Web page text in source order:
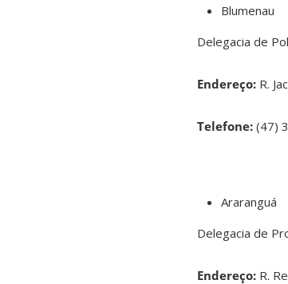
Blumenau
Delegacia de
Endereço: R.
Telefone: (47)
Araranguá
Delegacia de
Endereço: R.